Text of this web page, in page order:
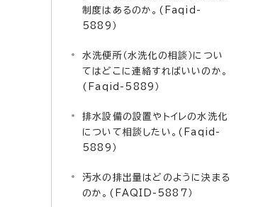
制度はあるのか。(Faqid-
5889）
水洗便所（水洗化の相談）につい
てはどこに連絡すればいいのか。
(Faqid-5889）
排水設備の設置やトイレの水洗化
について相談したい。(Faqid-
5889）
汚水の排出量はどのように決まる
のか。(FAQID-5887）